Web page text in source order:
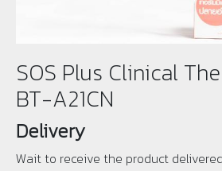
SOS Plus Clinical
BT-A21CN
Delivery
Wait to receive the product